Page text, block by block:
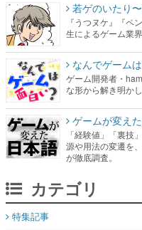
若ゲのいたり
『うつヌケ』『ペ
生によるゲーム業
なんでゲーム
ゲーム開発者・
な形から解き明か
ゲームが変え
「経験値」「裏技
源や用法の変遷を
が徹底調査。
カテゴリ
特集記事